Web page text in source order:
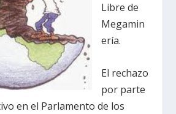
Libre de
Megamin
ería.
El rechazo
por parte
en el Parlamento de los